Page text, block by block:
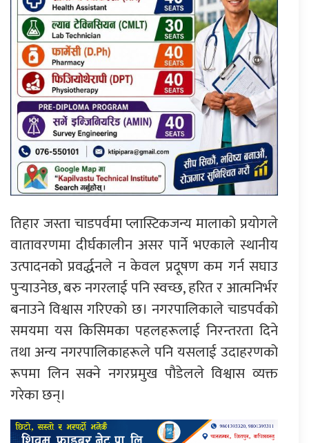
तिहार जस्ता चाडपर्वमा प्लास्टिकजन्य मालाको प्रयोगले
वातावरणमा दीर्घकालीन असर पार्ने भएकाले स्थानीय
उत्पादनको प्रवर्द्धनले न केवल प्रदूषण कम गर्न सघाउ
पुर्‍याउनेछ, बरु नगरलाई पनि स्वच्छ, हरित र आत्मनिर्भर
बनाउने विश्वास गरिएको छ। नगरपालिकाले चाडपर्वको
समयमा यस किसिमका पहलहरूलाई निरन्तरता दिने
तथा अन्य नगरपालिकाहरूले पनि यसलाई उदाहरणको
रूपमा लिन सक्ने नगरप्रमुख पौडेलले विश्वास व्यक्त
गरेका छन्।